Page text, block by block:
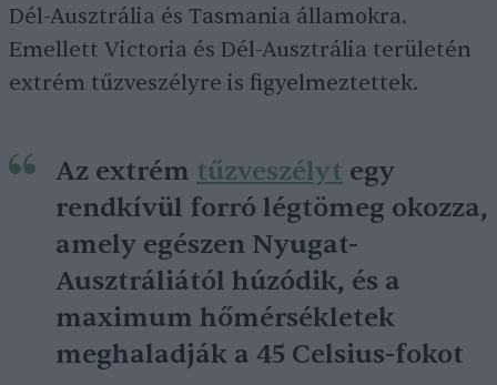
Dél-Ausztrália és Tasmania államokra.
Emellett Victoria és Dél-Ausztrália területén
extrém tűzveszélyre is figyelmeztettek.
Az extrém tűzveszélyt egy
rendkívül forró légtömeg okozza,
amely egészen Nyugat-
Ausztráliától húzódik, és a
maximum hőmérsékletek
meghaladják a 45 Celsius-fokot